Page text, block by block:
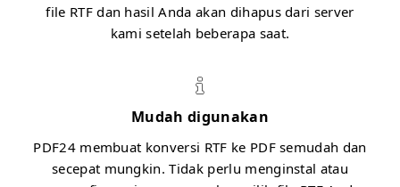
file RTF dan hasil Anda akan dihapus dari server
kami setelah beberapa saat.
Mudah digunakan
PDF24 membuat konversi RTF ke PDF semudah dan
secepat mungkin. Tidak perlu menginstal atau